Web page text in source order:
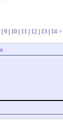
| 9 | 10 | 11 | 12 | 13 | 14 >